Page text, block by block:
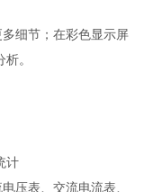
细节；在彩色显示屏
。
计
压表、交流电流表、